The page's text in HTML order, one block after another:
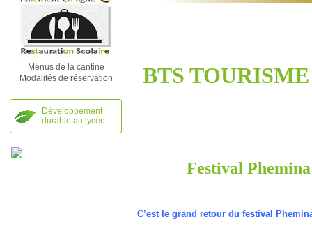
Menus de la cantine
Modalités de réservation
Développement
durable au lycée
BTS TOURISME
C’est le grand retour du festival
Festival